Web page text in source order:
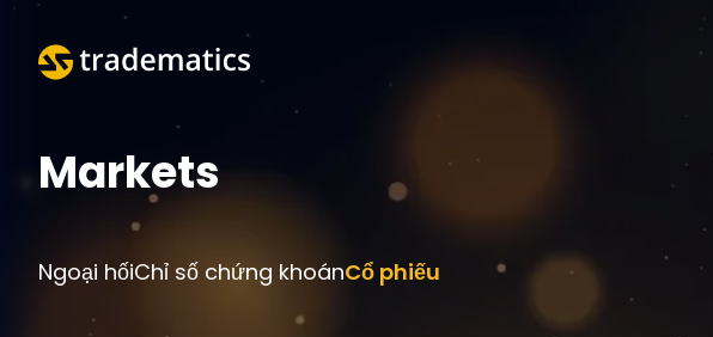
Markets
Ngoại hốiChỉ số chứng khoánCổ phiếu